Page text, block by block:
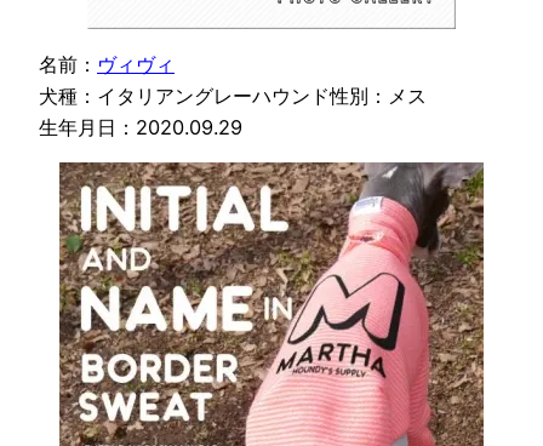
名前： ヴィヴィ
犬種：イタリアングレーハウンド性別：メス
生年月日：2020.09.29